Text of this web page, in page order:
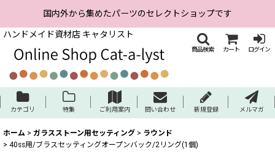
国内外から集めたパーツのセレクトショップです
ハンドメイド資材店 キャタリスト
商品検索 カート ログイン
カテゴリ 特集 ご利用案内 問い合わせ 新規登録 メルマガ
ホーム > ガラスストーン用セッティング > ラウンド
> 40ss用/ブラスセッティングオープンバック/2リング(1個)